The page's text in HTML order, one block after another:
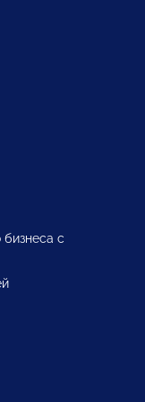
бизнеса с